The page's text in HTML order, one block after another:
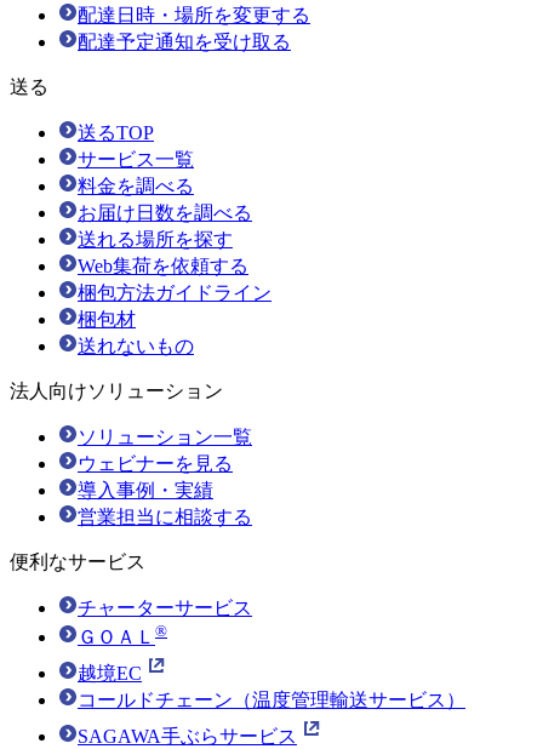
配達日時・場所を変更する
配達予定通知を受け取る
送る
送るTOP
サービス一覧
料金を調べる
お届け日数を調べる
送れる場所を探す
Web集荷を依頼する
梱包方法ガイドライン
梱包材
送れないもの
法人向けソリューション
ソリューション一覧
ウェビナーを見る
導入事例・実績
営業担当に相談する
便利なサービス
チャーターサービス
ＧＯＡＬ ®
越境EC
コールドチェーン（温度管理輸送サービス）
SAGAWA手ぶらサービス